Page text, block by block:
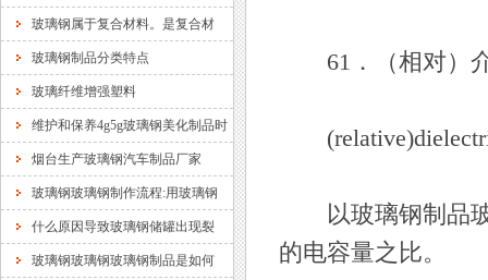
玻璃钢属于复合材料。是复合材
玻璃钢制品分类特点
玻璃纤维增强塑料
维护和保养4g5g玻璃钢美化制品时
烟台生产玻璃钢汽车制品厂家
玻璃钢玻璃钢制作流程:用玻璃钢
什么原因导致玻璃钢储罐出现裂
玻璃钢玻璃钢玻璃钢制品是如何
61．（相对）
以玻璃钢制品玻
的电容量之比。